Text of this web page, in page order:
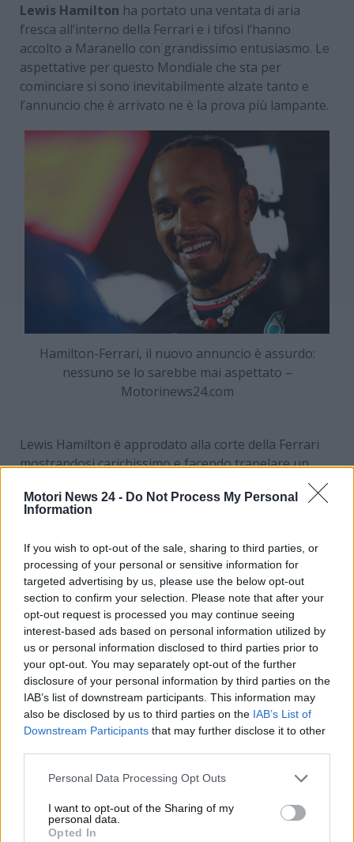
Motori News 24 - Do Not Process My Personal
Information
If you wish to opt-out of the sale, sharing to third parties, or
processing of your personal or sensitive information for
targeted advertising by us, please use the below opt-out
section to confirm your selection. Please note that after your
opt-out request is processed you may continue seeing
interest-based ads based on personal information utilized by
us or personal information disclosed to third parties prior to
your opt-out. You may separately opt-out of the further
disclosure of your personal information by third parties on the
IAB’s list of downstream participants. This information may
also be disclosed by us to third parties on the IAB’s List of
Downstream Participants that may further disclose it to other
Personal Data Processing Opt Outs
I want to opt-out of the Sharing of my
personal data.
Opted In
Lewis Hamilton ha portato una ventata di aria
fresca all’interno della Ferrari e i tifosi l’hanno
accolto a Maranello con grandissimo entusiasmo. Le
aspettative per questo Mondiale che sta per
cominciare si sono inevitabilmente alzate tanto e
l’annuncio che è arrivato ne è la prova più lampante.
Hamilton-Ferrari, il nuovo annuncio è assurdo:
nessuno se lo sarebbe mai aspettato –
Motorinews24.com
Lewis Hamilton è approdato alla corte della Ferrari
mostrandosi carichissimo e facendo trapelare un
lato di sé decisamente emotivo. Più volte, nella prima
visita a Maranello, ha dichiarato: “Non riesco a
coppia con Charles Leclerc un fuoriclasse che la
Formula 1 l’ha vinta e dominata.
Ora la speranza è quella che, in questo 2025, si possa
tornare sul tetto di questo sport. La Ferrari non si
nasconde: punta al titolo e proverà in tutti i modi a
‘strapparlo’ alla Red Bull con cui Verstappen ha
dominato nelle ultime stagioni. Tutti sono
consapevoli del salto di qualità del Cavallino
Rampante, anche i piloti rivali.
Hamilton-Ferrari, a sorpresa
le dichiarazioni inaspettate:
è successo davvero